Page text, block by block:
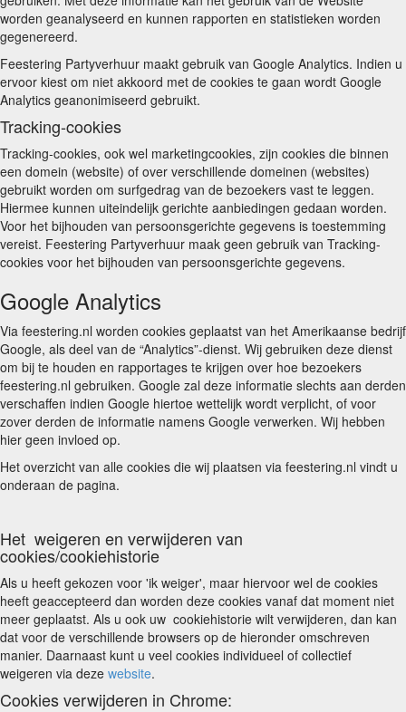
worden geanalyseerd en kunnen rapporten en statistieken worden
gegenereerd.
Feestering Partyverhuur maakt gebruik van Google Analytics. Indien u
ervoor kiest om niet akkoord met de cookies te gaan wordt Google
Analytics geanonimiseerd gebruikt.
Tracking-cookies
Tracking-cookies, ook wel marketingcookies, zijn cookies die binnen
een domein (website) of over verschillende domeinen (websites)
gebruikt worden om surfgedrag van de bezoekers vast te leggen.
Hiermee kunnen uiteindelijk gerichte aanbiedingen gedaan worden.
Voor het bijhouden van persoonsgerichte gegevens is toestemming
vereist. Feestering Partyverhuur maak geen gebruik van Tracking-
cookies voor het bijhouden van persoonsgerichte gegevens.
Google Analytics
Via feestering.nl worden cookies geplaatst van het Amerikaanse bedrijf
Google, als deel van de “Analytics”-dienst. Wij gebruiken deze dienst
om bij te houden en rapportages te krijgen over hoe bezoekers
feestering.nl gebruiken. Google zal deze informatie slechts aan derden
verschaffen indien Google hiertoe wettelijk wordt verplicht, of voor
zover derden de informatie namens Google verwerken. Wij hebben
hier geen invloed op.
Het overzicht van alle cookies die wij plaatsen via feestering.nl vindt u
onderaan de pagina.
Het weigeren en verwijderen van
cookies/cookiehistorie
Als u heeft gekozen voor 'ik weiger', maar hiervoor wel de cookies
heeft geaccepteerd dan worden deze cookies vanaf dat moment niet
meer geplaatst. Als u ook uw cookiehistorie wilt verwijderen, dan kan
dat voor de verschillende browsers op de hieronder omschreven
manier. Daarnaast kunt u veel cookies individueel of collectief
weigeren via deze website.
Cookies verwijderen in Chrome: